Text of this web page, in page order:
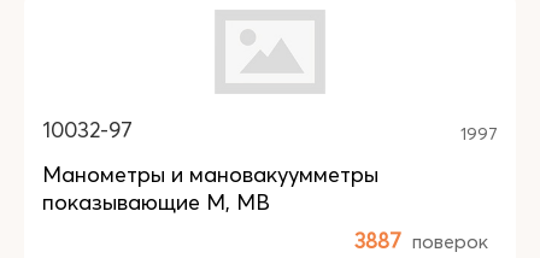
10032-97 1997
Манометры и мановакуумметры
показывающие М, МВ
3887 поверок